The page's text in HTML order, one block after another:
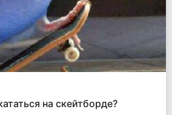
на скейтборде?